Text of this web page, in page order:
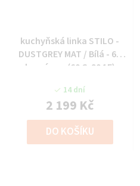
kuchyňská linka STILO -
DUSTGREY MAT / Bílá - 60
horní vys. (60 G-90 1F)
14 dní
2 199 Kč
DO KOŠÍKU